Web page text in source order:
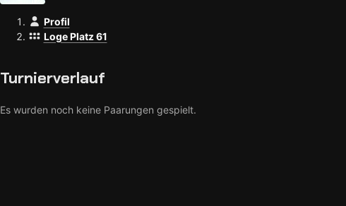
Profil
Loge Platz 61
Turnierverlauf
Es wurden noch keine Paarungen gespielt.